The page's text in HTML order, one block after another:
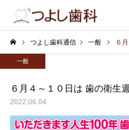
むし歯
つよし歯科通信 一般 ６
一般
６月４～１０日は 歯の衛生
2022.06.04